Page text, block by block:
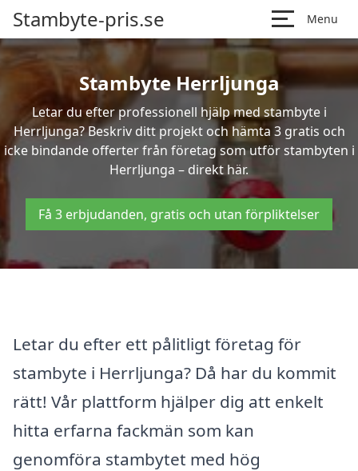
Stambyte-pris.se Menu
Stambyte Herrljunga
Letar du efter professionell hjälp med stambyte i
Herrljunga? Beskriv ditt projekt och hämta 3 gratis och
icke bindande offerter från företag som utför stambyten i
Herrljunga – direkt här.
Få 3 erbjudanden, gratis och utan förpliktelser
Letar du efter ett pålitligt företag för
stambyte i Herrljunga? Då har du kommit
rätt! Vår plattform hjälper dig att enkelt
hitta erfarna fackmän som kan
genomföra stambytet med hög